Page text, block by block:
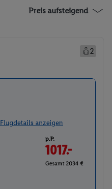
Preis aufsteigend
2
Flugdetails anzeigen
p.P.
1017.-
Gesamt 2034 €